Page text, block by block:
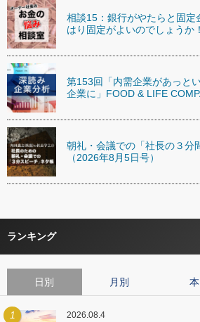
相談15：銀行がやたらと固定
はり固定がよいのでしょうか！
第153回「内需企業があっと
企業に」FOOD & LIFE
朝礼・会議での「社長の３分
（2026年8月5日号）
ランキング
日別 月別 本
1 2026.08.4